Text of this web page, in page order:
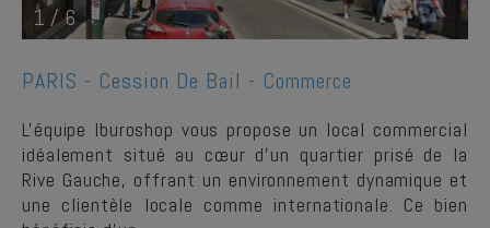
1 /6
PARIS - Cession De Bail - Commerce
L'équipe Iburoshop vous propose un local commercial
idéalement situé au cœur d'un quartier prisé de la
Rive Gauche, offrant un environnement dynamique et
une clientèle locale comme internationale. Ce bien